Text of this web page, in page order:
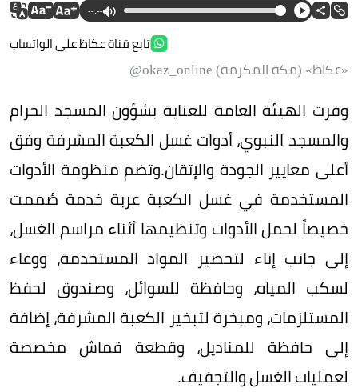
--:--
تابع قناة عكاظ على الواتساب
«عكاظ» (مكة المكرمة) okaz_online@
وفرت الهيئة العامة للعناية بشؤون المسجد الحرام
والمسجد النبوي، أدوات غسل الكعبة المشرفة وفق
أعلى معايير الجودة والإتقان.وتضم منظومة الأدوات
المستخدمة في غسل الكعبة عربة خدمة صُممت
خصيصاً لحمل الأدوات وتنظيمها أثناء مراسم الغسل،
إلى جانب إناء لتحضير المواد المستخدمة، ووعاء
لسكب المياه، وحافظة للسوائل، وصندوق لحفظ
المستلزمات، ومبخرة لتبخير الكعبة المشرفة، إضافة
إلى حافظة للمناديل، وقطعة قماش مخصصة
لعمليات الغسل والتجفيف.